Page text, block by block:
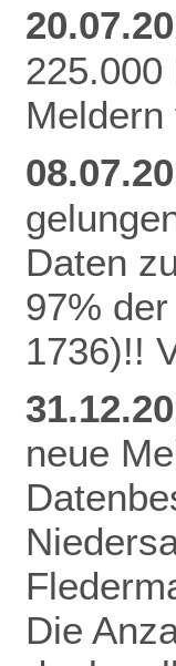
225.000
Daten
97%
1736)!!
neue
Die